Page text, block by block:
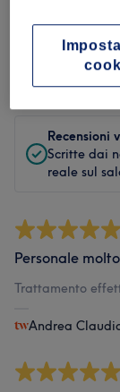
Filtra le
Valutazione
Recensioni
Scritte dai
reale sul
Personale
Trattamento
Andrea